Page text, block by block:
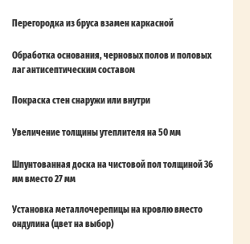
Перегородка из бруса взамен каркасной
Обработка основания, черновых полов и половых
лаг антисептическим составом
Покраска стен снаружи или внутри
Увеличение толщины утеплителя на 50 мм
Шпунтованная доска на чистовой пол толщиной 36
мм вместо 27 мм
Установка металлочерепицы на кровлю вместо
ондулина (цвет на выбор)